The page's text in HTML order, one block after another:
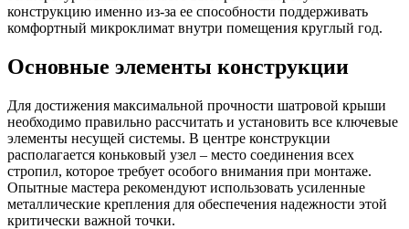
конструкцию именно из-за ее способности поддерживать
комфортный микроклимат внутри помещения круглый год.
Основные элементы конструкции
Для достижения максимальной прочности шатровой крыши
необходимо правильно рассчитать и установить все ключевые
элементы несущей системы. В центре конструкции
располагается коньковый узел – место соединения всех
стропил, которое требует особого внимания при монтаже.
Опытные мастера рекомендуют использовать усиленные
металлические крепления для обеспечения надежности этой
критически важной точки.